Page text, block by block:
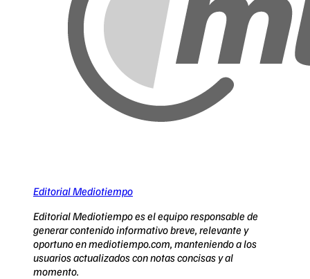
Editorial Mediotiempo
Editorial Mediotiempo es el equipo responsable de
generar contenido informativo breve, relevante y
oportuno en mediotiempo.com, manteniendo a los
usuarios actualizados con notas concisas y al
momento.